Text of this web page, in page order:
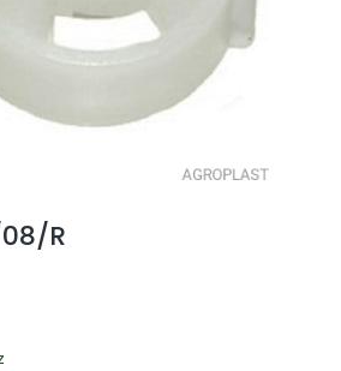
R